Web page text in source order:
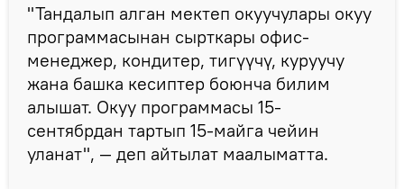
"Тандалып алган мектеп окуучулары окуу
программасынан сырткары офис-
менеджер, кондитер, тигүүчү, куруучу
жана башка кесиптер боюнча билим
алышат. Окуу программасы 15-
сентябрдан тартып 15-майга чейин
уланат", — деп айтылат маалыматта.